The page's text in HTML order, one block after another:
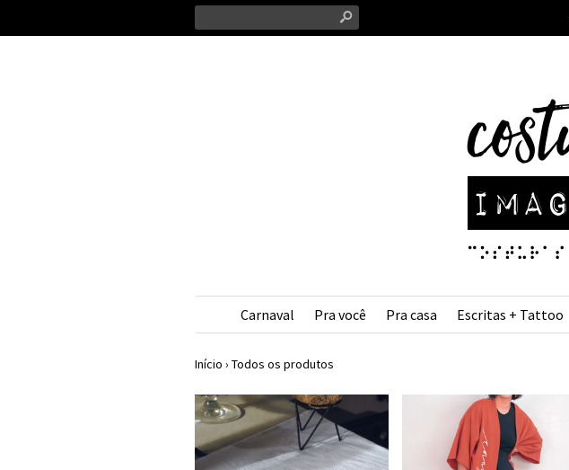
s
Carnaval Pra você Pra casa Escritas + Tattoo
Início › Todos os produtos